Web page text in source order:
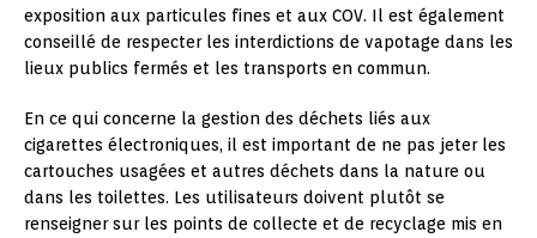
exposition aux particules fines et aux COV. Il est également
conseillé de respecter les interdictions de vapotage dans les
lieux publics fermés et les transports en commun.
En ce qui concerne la gestion des déchets liés aux
cigarettes électroniques, il est important de ne pas jeter les
cartouches usagées et autres déchets dans la nature ou
dans les toilettes. Les utilisateurs doivent plutôt se
renseigner sur les points de collecte et de recyclage mis en